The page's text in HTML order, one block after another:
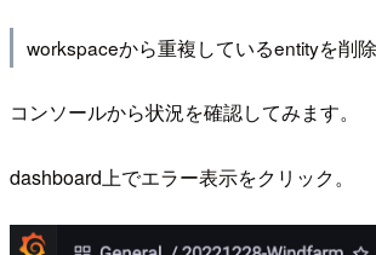
workspaceから重複しているentityを削除
コンソールから状況を確認してみます。
dashboard上でエラー表示をクリック。